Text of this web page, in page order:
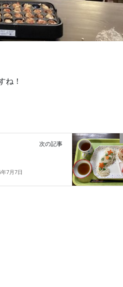
ね！
次の記事
7月7日